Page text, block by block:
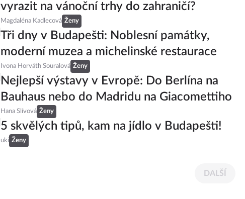
vyrazit na vánoční trhy do zahraničí?
Magdaléna Kadlecová Ženy
Tři dny v Budapešti: Noblesní památky,
moderní muzea a michelinské restaurace
Ivona Horváth Souralová Ženy
Nejlepší výstavy v Evropě: Do Berlína na
Bauhaus nebo do Madridu na Giacomettiho
Hana Slívová Ženy
5 skvělých tipů, kam na jídlo v Budapešti!
uki Ženy
DALŠÍ